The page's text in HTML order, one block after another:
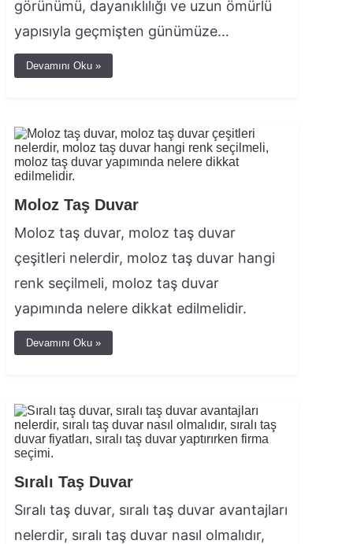
görünümü, dayanıklılığı ve uzun ömürlü
yapısıyla geçmişten günümüze…
Devamını Oku »
Moloz Taş Duvar
Moloz taş duvar, moloz taş duvar
çeşitleri nelerdir, moloz taş duvar hangi
renk seçilmeli, moloz taş duvar
yapımında nelere dikkat edilmelidir.
Devamını Oku »
Sıralı Taş Duvar
Sıralı taş duvar, sıralı taş duvar avantajları
nelerdir, sıralı taş duvar nasıl olmalıdır,